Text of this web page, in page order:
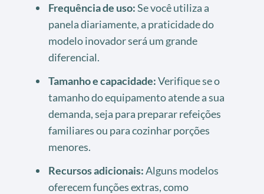
Frequência de uso:Se você utiliza a
panela diariamente, a praticidade do
modelo inovador será um grande
diferencial.
Tamanho e capacidade:Verifique se o
tamanho do equipamento atende a sua
demanda, seja para preparar refeições
familiares ou para cozinhar porções
menores.
Recursos adicionais:Alguns modelos
oferecem funções extras, como